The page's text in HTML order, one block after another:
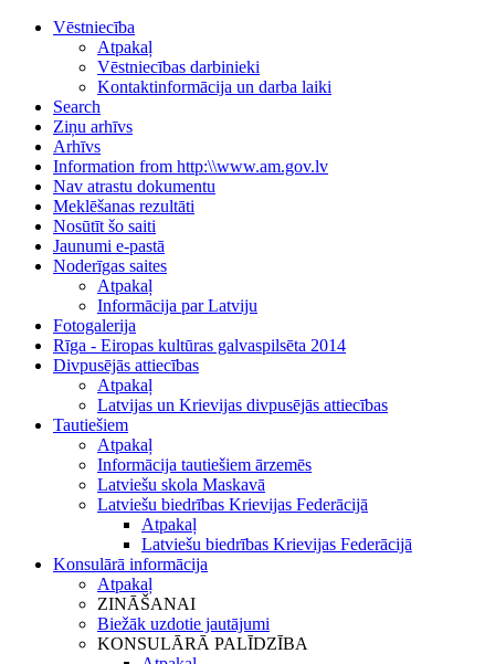
Vēstniecība
Atpakaļ
Vēstniecības darbinieki
Kontaktinformācija un darba laiki
Search
Ziņu arhīvs
Arhīvs
Information from http:\\www.am.gov.lv
Nav atrastu dokumentu
Meklēšanas rezultāti
Nosūtīt šo saiti
Jaunumi e-pastā
Noderīgas saites
Atpakaļ
Informācija par Latviju
Fotogalerija
Rīga - Eiropas kultūras galvaspilsēta 2014
Divpusējās attiecības
Atpakaļ
Latvijas un Krievijas divpusējās attiecības
Tautiešiem
Atpakaļ
Informācija tautiešiem ārzemēs
Latviešu skola Maskavā
Latviešu biedrības Krievijas Federācijā
Atpakaļ
Latviešu biedrības Krievijas Federācijā
Konsulārā informācija
Atpakaļ
ZINĀŠANAI
Biežāk uzdotie jautājumi
KONSULĀRĀ PALĪDZĪBA